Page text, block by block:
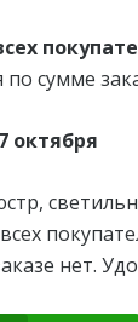
сумме
октября
нет.